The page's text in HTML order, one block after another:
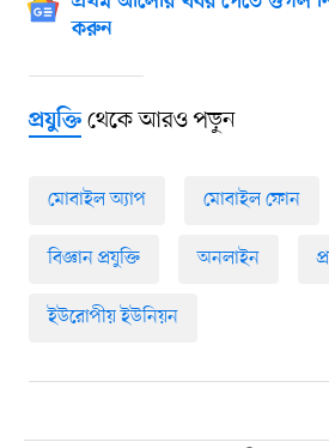
করুন
প্রযুক্তিথেকে আরও পড়ুন
মোবাইল অ্যাপ মোবাইল ফোন
বিজ্ঞান প্রযুক্তি অনলাইন
ইউরোপীয় ইউনিয়ন